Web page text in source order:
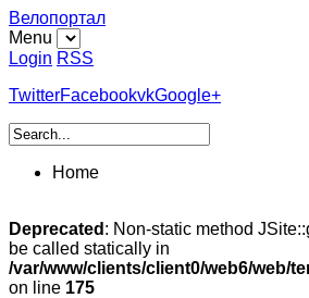
Велопортал
Menu
Login RSS
TwitterFacebookvkGoogle+
Home
Deprecated : Non-static method
be called statically in
/var/www/clients/client0/web6/web/
on line 175